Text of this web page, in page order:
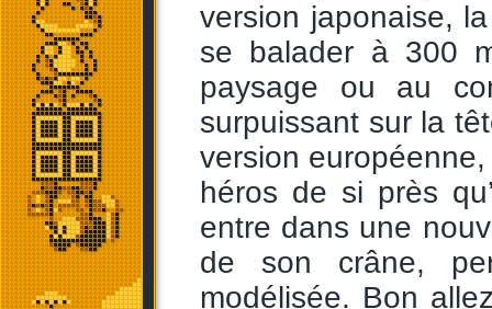
version japonaise,
se balader à 300
paysage ou au
surpuissant sur la
version
héros de si près
entre dans une
de son crâne,
modélisée. Bon